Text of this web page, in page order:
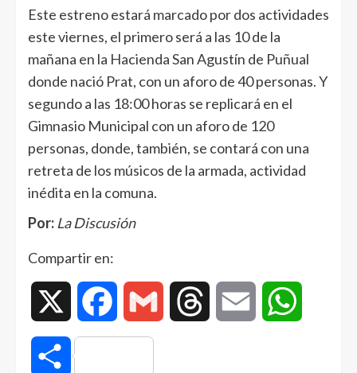
Este estreno estará marcado por dos actividades
este viernes, el primero será a las 10 de la
mañana en la Hacienda San Agustín de Puñual
donde nació Prat, con un aforo de 40 personas. Y
segundo a las 18:00 horas se replicará en el
Gimnasio Municipal con un aforo de 120
personas, donde, también, se contará con una
retreta de los músicos de la armada, actividad
inédita en la comuna.
Por: La Discusión
Compartir en:
Facebook Gmail Threads Email
Compartir